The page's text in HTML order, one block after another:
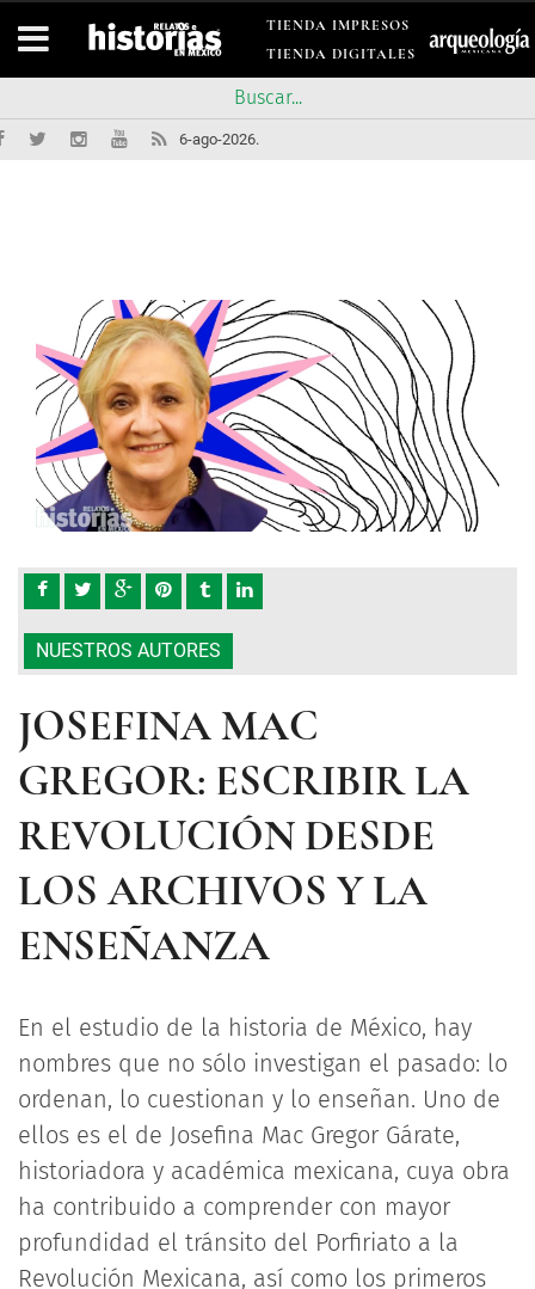
TIENDA IMPRESOS
TIENDA DIGITALES
6-ago-2026.
NUESTROS AUTORES
JOSEFINA MAC
GREGOR: ESCRIBIR LA
REVOLUCIÓN DESDE
LOS ARCHIVOS Y LA
ENSEÑANZA
En el estudio de la historia de México, hay
nombres que no sólo investigan el pasado: lo
ordenan, lo cuestionan y lo enseñan. Uno de
ellos es el de Josefina Mac Gregor Gárate,
historiadora y académica mexicana, cuya obra
ha contribuido a comprender con mayor
profundidad el tránsito del Porfiriato a la
Revolución Mexicana, así como los primeros